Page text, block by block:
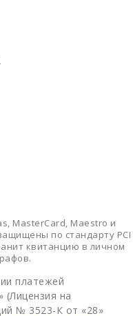
MasterCard, Maestro и
по стандарту PCI
квитанцию в личном
платежей
на
№ 3523-К от «28»